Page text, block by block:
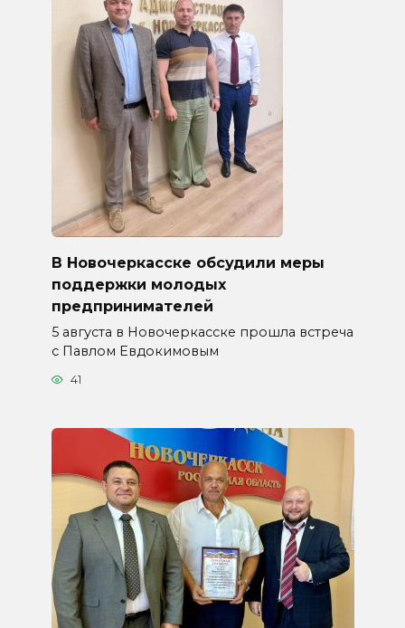
В Новочеркасске обсудили меры
поддержки молодых
предпринимателей
5 августа в Новочеркасске прошла встреча
с Павлом Евдокимовым
41